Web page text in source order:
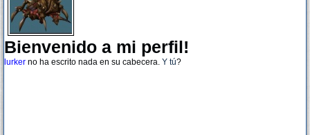
Bienvenido a mi perfil!
lurker no ha escrito nada en su cabecera. Y tú?